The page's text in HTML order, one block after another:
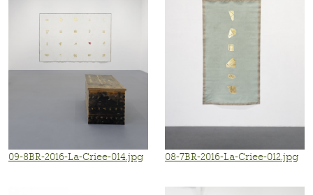
09-8BR-2016-La-Criee-014.jpg 08-7BR-2016-La-Criee-012.jpg